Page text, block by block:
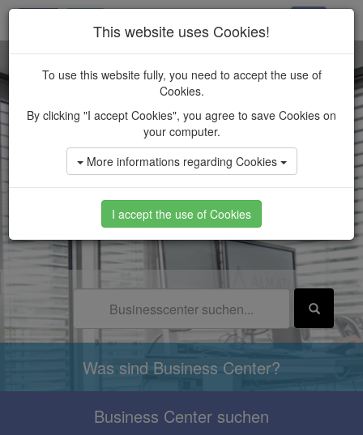
Was sind Business Center?
Business Center suchen
This website uses Cookies!
To use this website fully, you need to accept the use of
Cookies.
By clicking "I accept Cookies", you agree to save Cookies on
your computer.
More informations regarding Cookies
I accept the use of Cookies